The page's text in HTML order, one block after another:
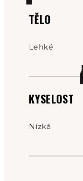
TĚLO
Lehké
KYSELOST
Nízká